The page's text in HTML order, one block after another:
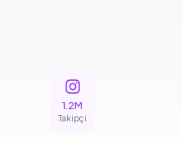
1.2M
Takipçi